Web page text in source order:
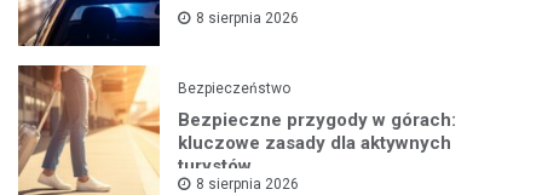
8 sierpnia 2026
Bezpieczeństwo
Bezpieczne przygody w górach:
kluczowe zasady dla aktywnych
turystów
8 sierpnia 2026